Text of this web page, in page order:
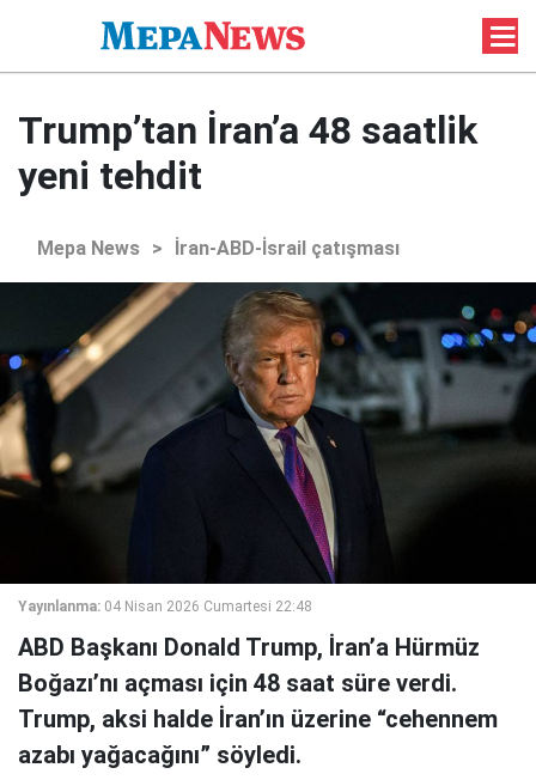
Trump’tan İran’a 48 saatlik
yeni tehdit
Mepa News > İran-ABD-İsrail çatışması
Yayınlanma: 04 Nisan 2026 Cumartesi 22:48
ABD Başkanı Donald Trump, İran’a Hürmüz
Boğazı’nı açması için 48 saat süre verdi.
Trump, aksi halde İran’ın üzerine “cehennem
azabı yağacağını” söyledi.